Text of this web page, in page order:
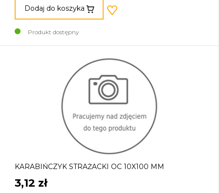
Dodaj do koszyka
Produkt dostępny
KARABIŃCZYK STRAŻACKI OC 10X100 MM
3,12 zł